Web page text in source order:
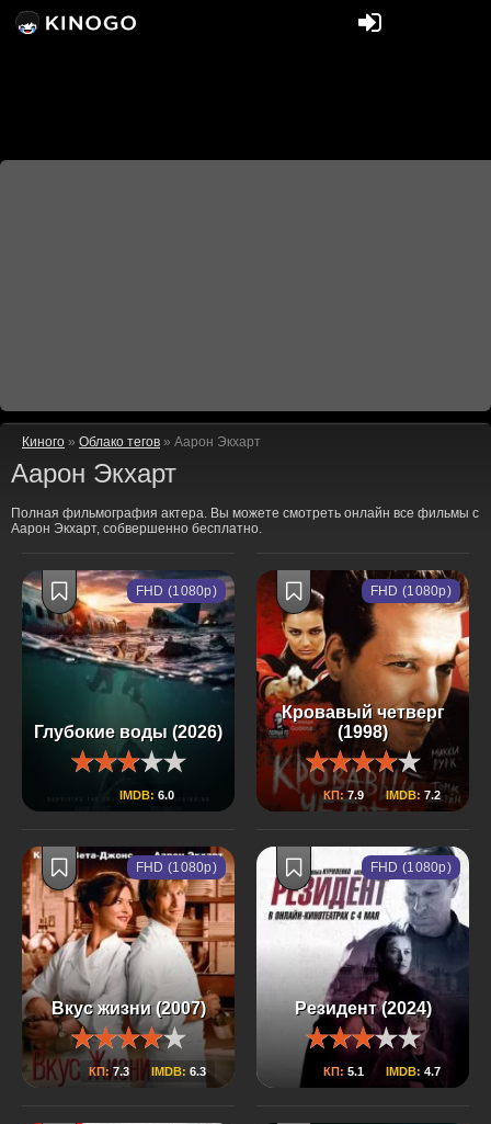
Киного » Облако тегов » Аарон Экхарт
Аарон Экхарт
Полная фильмография актера. Вы можете смотреть онлайн все фильмы с
Аарон Экхарт, собвершенно бесплатно.
Глубокие воды (2026)
IMDB: 6.0
FHD (1080p)
Кровавый четверг
(1998)
КП:7.9 IMDB: 7.2
FHD (1080p)
Вкус жизни (2007)
КП:7.3 IMDB: 6.3
FHD (1080p)
Резидент (2024)
КП: 5.1 IMDB: 4.7
FHD (1080p)